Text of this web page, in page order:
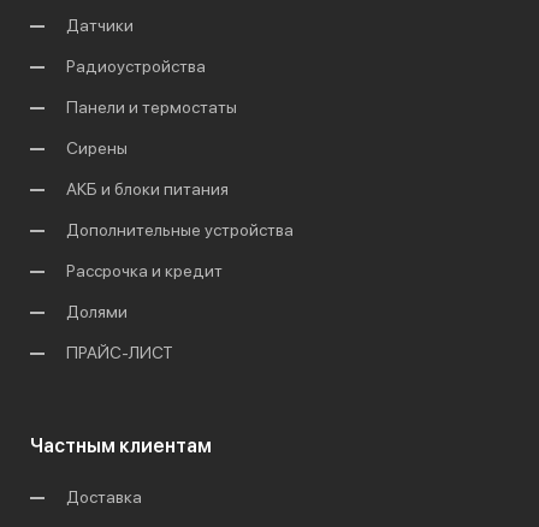
Датчики
Радиоустройства
Панели и термостаты
Сирены
АКБ и блоки питания
Дополнительные устройства
Рассрочка и кредит
Долями
ПРАЙС-ЛИСТ
Частным клиентам
Доставка